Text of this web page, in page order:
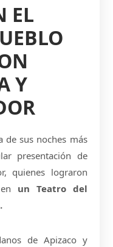
EL
Y
de sus noches más
presentación de
quienes lograron
un Teatro del
de Apizaco y